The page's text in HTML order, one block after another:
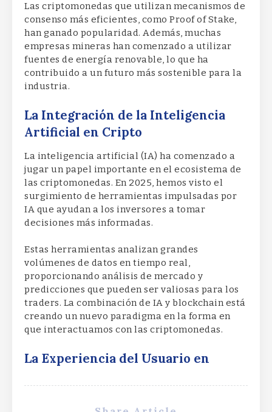
Las criptomonedas que utilizan mecanismos de
consenso más eficientes, como Proof of Stake,
han ganado popularidad. Además, muchas
empresas mineras han comenzado a utilizar
fuentes de energía renovable, lo que ha
contribuido a un futuro más sostenible para la
industria.
La Integración de la Inteligencia
Artificial en Cripto
La inteligencia artificial (IA) ha comenzado a
jugar un papel importante en el ecosistema de
las criptomonedas. En 2025, hemos visto el
surgimiento de herramientas impulsadas por
IA que ayudan a los inversores a tomar
decisiones más informadas.
Estas herramientas analizan grandes
volúmenes de datos en tiempo real,
proporcionando análisis de mercado y
predicciones que pueden ser valiosas para los
traders. La combinación de IA y blockchain está
creando un nuevo paradigma en la forma en
que interactuamos con las criptomonedas.
La Experiencia del Usuario en